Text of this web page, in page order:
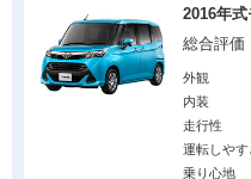
る。〜〜〜〜〜〜〜〜〜〜〜
走りは快適快
走。〜〜〜〜〜〜〜〜〜〜〜
は13〜16km/Lくらい。〜〜
い。〜〜〜〜〜〜〜〜〜〜〜
いる〜〜〜〜〜〜〜〜〜〜〜
2016年
総合評価
外観
内装
走行性
運転しやす
乗り心地